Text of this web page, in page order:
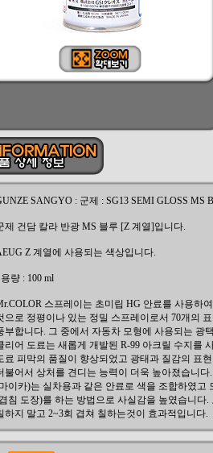
SANGYO : 군제 : SG13 SEMI GLOSS MS
제 건담 칼라 반광 MS 블루 [Z 계열]입니다.
Z 계열에 사용되는 색상입니다.
량 : 100 ml
스프레이는 초미립 HG 안료를 사용하
으로 정평이나 있는 정밀 스프레이로서 70개의
부합니다. 그 중에서 자동차 모형에 사용되는 광
리어 도료는 새롭게 개발된 R-99 아크릴 수지를
료 피막의 품질이 향상되었고 광태과 질감의 표
불어서 상처를 견디는 능력이 더욱 높아졌습니
이카)는 실차용과 같은 안료로 색을 조합하였고
침 도장)를 하는 방법으로 사실감을 높였습니다.
하지 말고 2~3회 겹쳐 칠하는것이 효과적입니다.